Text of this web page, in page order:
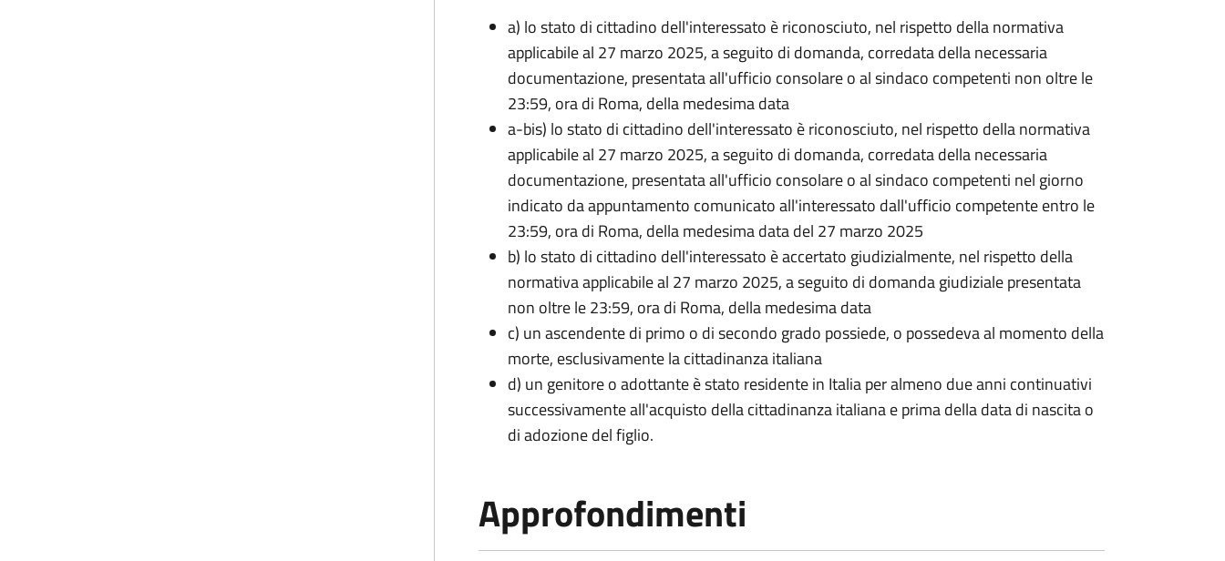
a) lo stato di cittadino dell'interessato è riconosciuto, nel rispetto della normativa
applicabile al 27 marzo 2025, a seguito di domanda, corredata della necessaria
documentazione, presentata all'ufficio consolare o al sindaco competenti non oltre le
23:59, ora di Roma, della medesima data
a-bis) lo stato di cittadino dell'interessato è riconosciuto, nel rispetto della normativa
applicabile al 27 marzo 2025, a seguito di domanda, corredata della necessaria
documentazione, presentata all'ufficio consolare o al sindaco competenti nel giorno
indicato da appuntamento comunicato all'interessato dall'ufficio competente entro le
23:59, ora di Roma, della medesima data del 27 marzo 2025
b) lo stato di cittadino dell'interessato è accertato giudizialmente, nel rispetto della
normativa applicabile al 27 marzo 2025, a seguito di domanda giudiziale presentata
non oltre le 23:59, ora di Roma, della medesima data
c) un ascendente di primo o di secondo grado possiede, o possedeva al momento della
morte, esclusivamente la cittadinanza italiana
d) un genitore o adottante è stato residente in Italia per almeno due anni continuativi
successivamente all'acquisto della cittadinanza italiana e prima della data di nascita o
di adozione del figlio.
Approfondimenti